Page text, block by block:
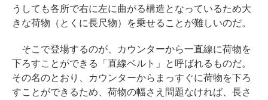
うしても各所で右に左に曲がる構造となっているため大
きな荷物（とくに長尺物）を乗せることが難しいのだ。
そこで登場するのが、カウンターから一直線に荷物を
下ろすことができる「直線ベルト」と呼ばれるものだ。
その名のとおり、カウンターからまっすぐに荷物を下ろ
すことができるため、荷物の幅さえ問題なければ、長さ